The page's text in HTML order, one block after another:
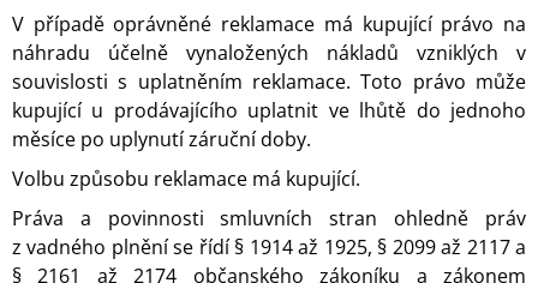
V případě oprávněné reklamace má kupující právo na
náhradu účelně vynaložených nákladů vzniklých v
souvislosti s uplatněním reklamace. Toto právo může
kupující u prodávajícího uplatnit ve lhůtě do jednoho
měsíce po uplynutí záruční doby.
Volbu způsobu reklamace má kupující.
Práva a povinnosti smluvních stran ohledně práv
z vadného plnění se řídí § 1914 až 1925, § 2099 až 2117 a
§ 2161 až 2174 občanského zákoníku a zákonem